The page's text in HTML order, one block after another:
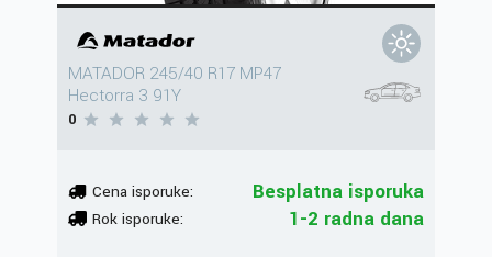
MATADOR 245/40 R17 MP47
Hectorra 3 91Y
0
Cena isporuke: Besplatna isporuka
Rok isporuke: 1-2 radna dana